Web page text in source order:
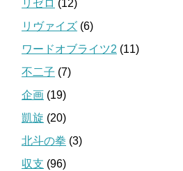
リゼロ (12)
リヴァイズ (6)
ワードオブライツ2 (11)
不二子 (7)
企画 (19)
凱旋 (20)
北斗の拳 (3)
収支 (96)